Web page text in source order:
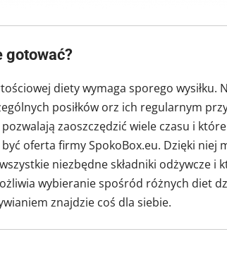
gotować?
diety wymaga sporego wysiłku.
posiłków orz ich regularnym
zaoszczędzić wiele czasu i
oferta firmy SpokoBox.eu. Dzięki niej
niezbędne składniki odżywcze i
wybieranie spośród różnych diet
znajdzie coś dla siebie.